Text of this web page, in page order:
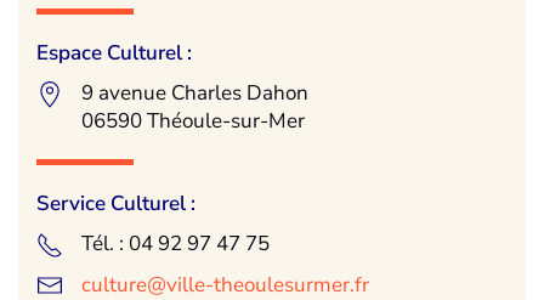
Espace Culturel :
9 avenue Charles Dahon
06590 Théoule-sur-Mer
Service Culturel :
Tél. : 04 92 97 47 75
culture@ville-theoulesurmer.fr